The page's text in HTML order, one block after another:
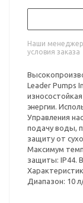
Наши
условия заказа
Leader Pumps
энергии.
Управления
подачу воды,
защиту от
Максимум
защиты: IP44.
Диапазон: 10